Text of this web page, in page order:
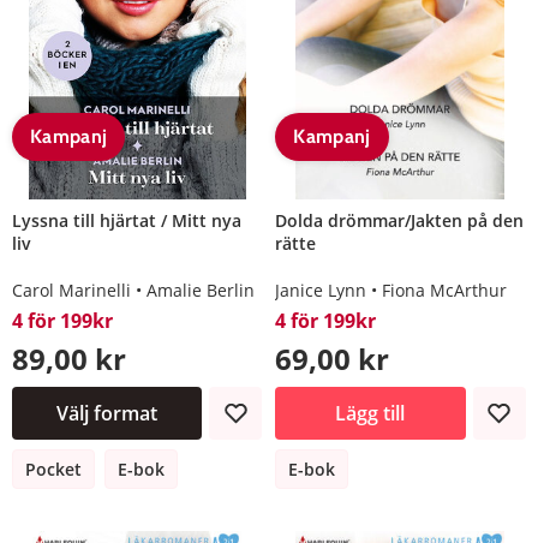
Kampanj
Lyssna till hjärtat / Mitt nya
liv
Carol Marinelli Amalie Berlin
4 för 199kr
89,00 kr
Välj format
Pocket E-bok
Kampanj
Dolda drömmar/Jakten på den
rätte
Janice Lynn Fiona McArthur
4 för 199kr
69,00 kr
Lägg till
E-bok